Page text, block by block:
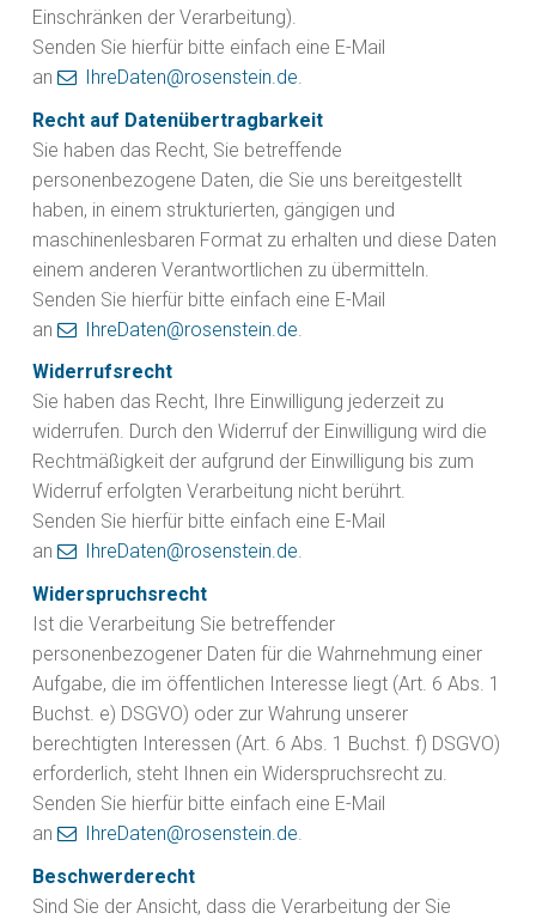
Einschränken der Verarbeitung).
Senden Sie hierfür bitte einfach eine E-Mail
an
IhreDaten@rosenstein.de.
Recht auf Datenübertragbarkeit
Sie haben das Recht, Sie betreffende
personenbezogene Daten, die Sie uns bereitgestellt
haben, in einem strukturierten, gängigen und
maschinenlesbaren Format zu erhalten und diese Daten
einem anderen Verantwortlichen zu übermitteln.
Senden Sie hierfür bitte einfach eine E-Mail
an
IhreDaten@rosenstein.de
Widerrufsrecht
Sie haben das Recht, Ihre Einwilligung jederzeit zu
widerrufen. Durch den Widerruf der Einwilligung wird die
Rechtmäßigkeit der aufgrund der Einwilligung bis zum
Widerruf erfolgten Verarbeitung nicht berührt.
Senden Sie hierfür bitte einfach eine E-Mail
an
IhreDaten@rosenstein.de.
Widerspruchsrecht
Ist die Verarbeitung Sie betreffender
personenbezogener Daten für die Wahrnehmung einer
Aufgabe, die im öffentlichen Interesse liegt (Art. 6 Abs. 1
Buchst. e) DSGVO) oder zur Wahrung unserer
berechtigten Interessen (Art. 6 Abs. 1 Buchst. f) DSGVO)
erforderlich, steht Ihnen ein Widerspruchsrecht zu.
Senden Sie hierfür bitte einfach eine E-Mail
an
IhreDaten@rosenstein.de.
Beschwerderecht
Sind Sie der Ansicht, dass die Verarbeitung der Sie